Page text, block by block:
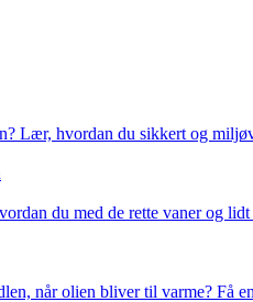
Lær, hvordan du sikkert og
du med de rette vaner og
når olien bliver til varme?